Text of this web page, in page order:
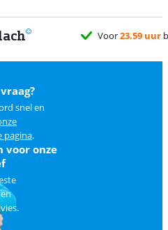
gratis bezorgd
snel en
pagina.
voor onze